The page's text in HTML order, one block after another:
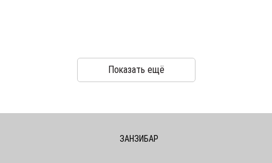
Показать ещё
ЗАНЗИБАР